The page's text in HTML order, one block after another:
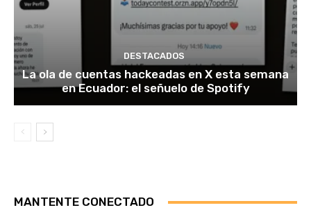
DESTACADOS
La ola de cuentas hackeadas en X esta semana
en Ecuador: el señuelo de Spotify
MANTENTE CONECTADO